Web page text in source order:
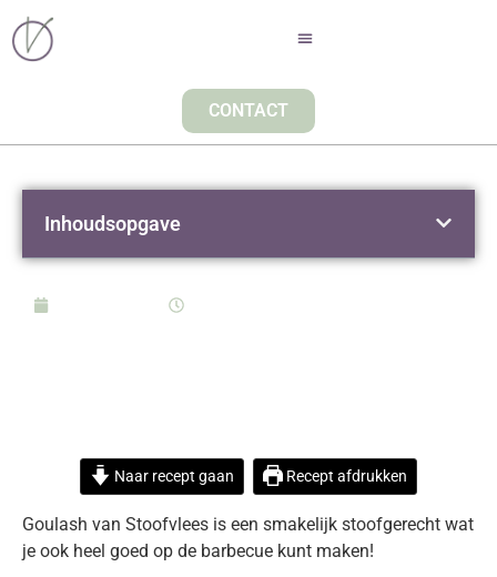
CONTACT
Naar recept gaan Recept afdrukken
Goulash van Stoofvlees is een smakelijk stoofgerecht wat
je ook heel goed op de barbecue kunt maken!
Inhoudsopgave